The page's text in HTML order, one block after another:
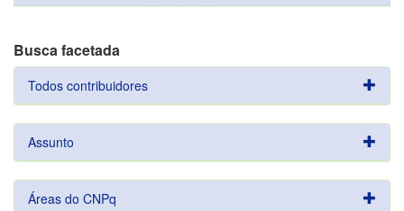
Busca facetada
Todos contribuidores
Assunto
Áreas do CNPq